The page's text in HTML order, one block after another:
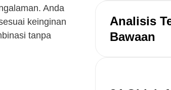
Anda
keinginan
tanpa
Analisis
Bawaan